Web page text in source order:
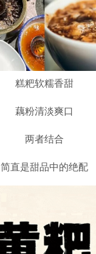
糕粑软糯香甜
藕粉清淡爽口
两者结合
简直是甜品中的绝配